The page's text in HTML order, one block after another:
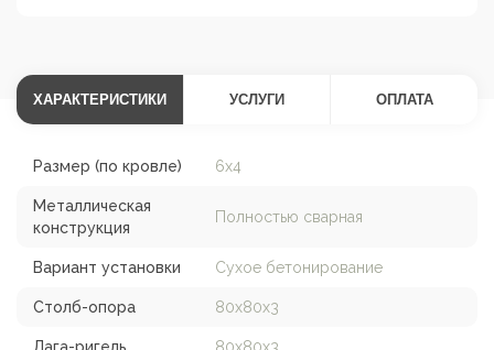
ХАРАКТЕРИСТИКИ УСЛУГИ ОПЛАТА
Размер (по кровле) 6х4
Металлическая
конструкция
Полностью сварная
Вариант установки Сухое бетонирование
Столб-опора 80х80х3
Лага-ригель 80х80х3